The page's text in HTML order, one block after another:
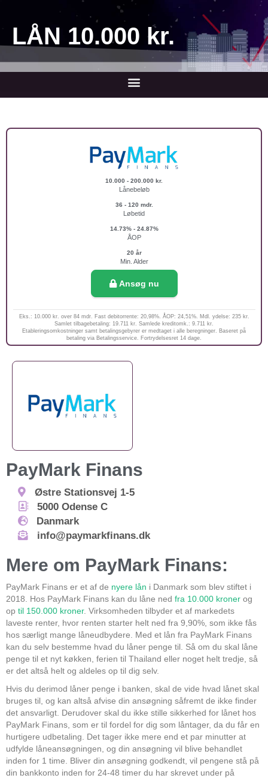
LÅN 10.000 kr.
10.000 - 200.000 kr.
Lånebeløb
36 - 120 mdr.
Løbetid
14.73% - 24.87%
ÅOP
20 år
Min. Alder
Ansøg nu
Eks.: 10.000 kr. over 84 mdr. Fast debitorrente: 20,98%. ÅOP: 24,51%. Mdl. ydelse: 235 kr.
Samlet tilbagebetaling: 19.711 kr. Samlede kreditomk.: 9.711 kr.
Etableringsomkostninger samt betalingsgebyrer er medtaget i alle beregninger. Baseret på
betaling via Betalingsservice. Fortrydelsesret 14 dage.
PayMark Finans
Østre Stationsvej 1-5
5000 Odense C
Danmark
info@paymarkfinans.dk
Mere om PayMark Finans:
PayMark Finans er et af de nyere lån i Danmark som blev stiftet i
2018. Hos PayMark Finans kan du låne ned fra 10.000 kroner og
op til 150.000 kroner. Virksomheden tilbyder et af markedets
laveste renter, hvor renten starter helt ned fra 9,90%, som ikke fås
hos særligt mange låneudbydere. Med et lån fra PayMark Finans
kan du selv bestemme hvad du låner penge til. Så om du skal låne
penge til et nyt køkken, ferien til Thailand eller noget helt tredje, så
er det altså helt og aldeles op til dig selv.
Hvis du derimod låner penge i banken, skal de vide hvad lånet skal
bruges til, og kan altså afvise din ansøgning såfremt de ikke finder
det ansvarligt. Derudover skal du ikke stille sikkerhed for lånet hos
PayMark Finans, som er til fordel for dig som låntager, da du får en
hurtigere udbetaling. Det tager ikke mere end et par minutter at
udfylde låneansøgningen, og din ansøgning vil blive behandlet
inden for 1 time. Bliver din ansøgning godkendt, vil pengene stå på
din bankkonto inden for 24-48 timer du har skrevet under på